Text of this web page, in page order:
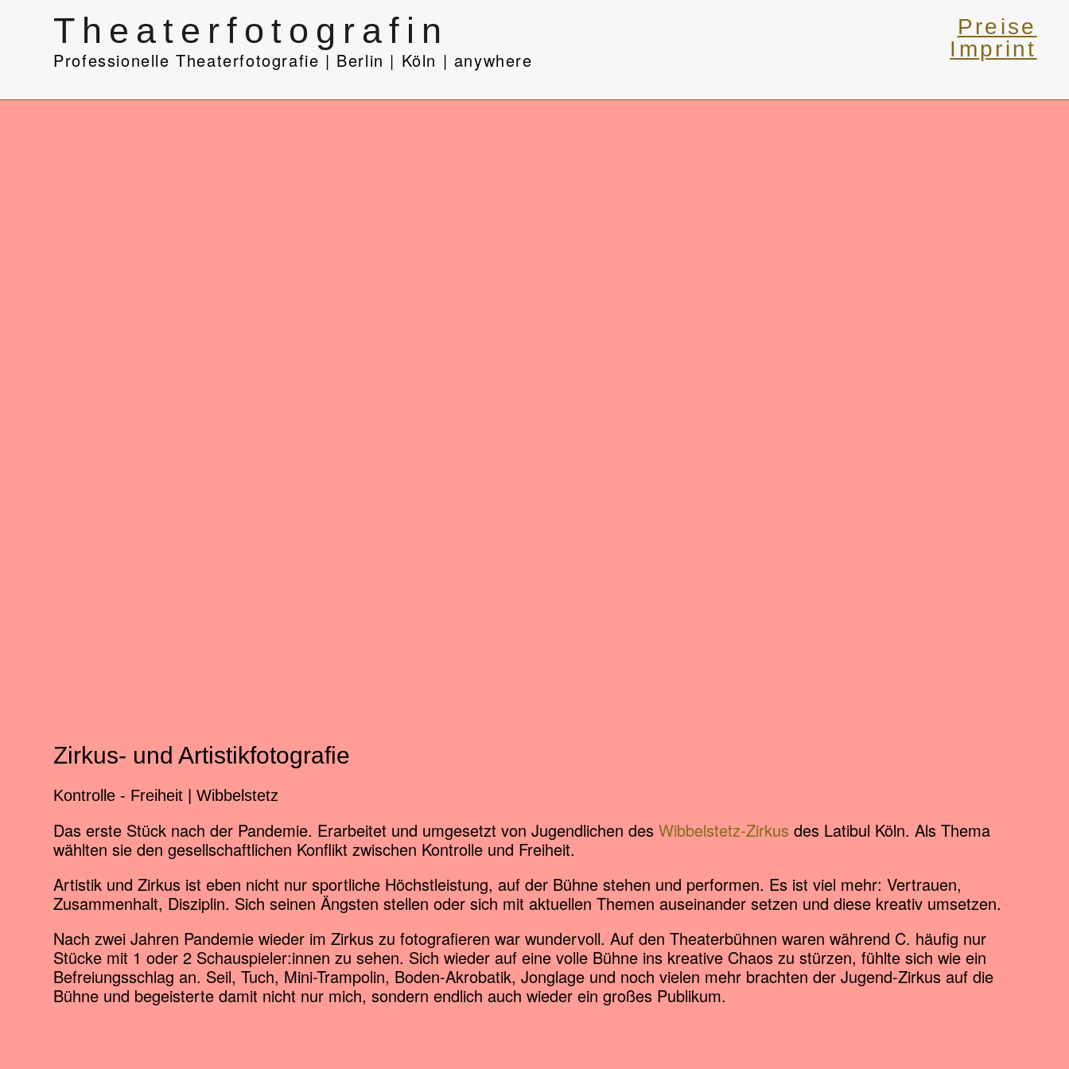
Theaterfotografin
Professionelle Theaterfotografie | Berlin | Köln | anywhere
Professionelle Theaterfotografin | Berlin | Köln | Potsdam | anywhere
Preise
Imprint
Zirkus- und Artistikfotografie
Kontrolle - Freiheit | Wibbelstetz
Das erste Stück nach der Pandemie. Erarbeitet und umgesetzt von Jugendlichen desWibbelstetz-Zirkus des Latibul Köln. Als Thema
wählten sie den gesellschaftlichen Konflikt zwischen Kontrolle und Freiheit.
Artistik und Zirkus ist eben nicht nur sportliche Höchstleistung, auf der Bühne stehen und performen. Es ist viel mehr: Vertrauen,
Zusammenhalt, Disziplin. Sich seinen Ängsten stellen oder sich mit aktuellen Themen auseinander setzen und diese kreativ umsetzen.
Nach zwei Jahren Pandemie wieder im Zirkus zu fotografieren war wundervoll. Auf den Theaterbühnen waren während C. häufig nur
Stücke mit 1 oder 2 Schauspieler:innen zu sehen. Sich wieder auf eine volle Bühne ins kreative Chaos zu stürzen, fühlte sich wie ein
Befreiungsschlag an. Seil, Tuch, Mini-Trampolin, Boden-Akrobatik, Jonglage und noch vielen mehr brachten der Jugend-Zirkus auf die
Bühne und begeisterte damit nicht nur mich, sondern endlich auch wieder ein großes Publikum.